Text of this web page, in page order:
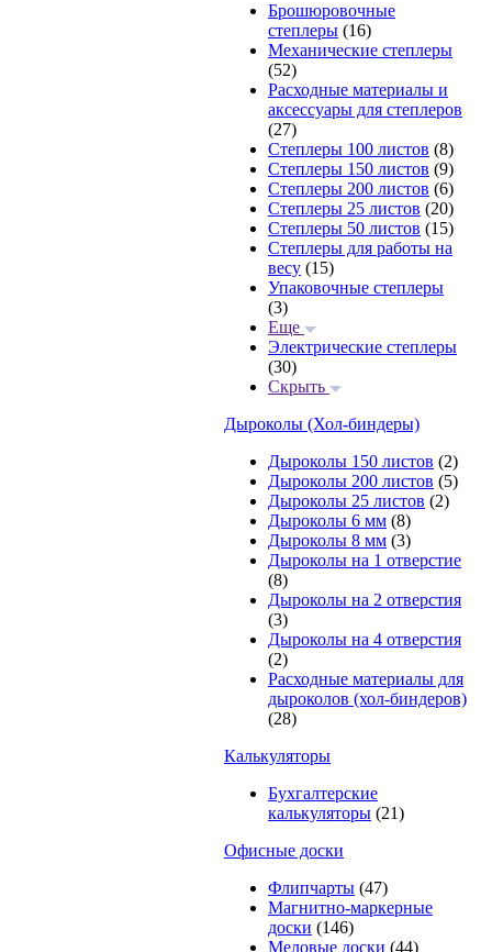
Брошюровочные
степлеры (16)
Механические степлеры
(52)
Расходные материалы и
аксессуары для степлеров
(27)
Степлеры 100 листов (8)
Степлеры 150 листов (9)
Степлеры 200 листов (6)
Степлеры 25 листов (20)
Степлеры 50 листов (15)
Степлеры для работы на
весу (15)
Упаковочные степлеры
(3)
Еще
Электрические степлеры
(30)
Скрыть
Дыроколы (Хол-биндеры)
Дыроколы 150 листов (2)
Дыроколы 200 листов (5)
Дыроколы 25 листов (2)
Дыроколы 6 мм (8)
Дыроколы 8 мм (3)
Дыроколы на 1 отверстие
(8)
Дыроколы на 2 отверстия
(3)
Дыроколы на 4 отверстия
(2)
Расходные материалы для
дыроколов (хол-биндеров)
(28)
Калькуляторы
Бухгалтерские
калькуляторы (21)
Офисные доски
Флипчарты (47)
Магнитно-маркерные
доски (146)
Меловые доски (44)